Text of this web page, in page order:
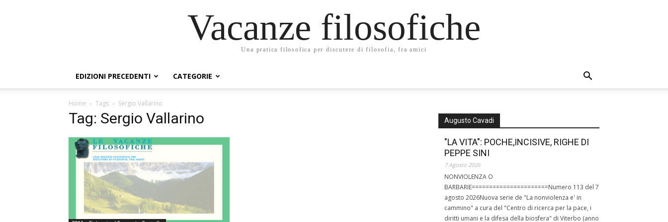
Vacanze filosofiche
Una pratica filosofica per discutere di filosofia, fra amici
EDIZIONI PRECEDENTI CATEGORIE
Home Tags Sergio Vallarino
Tag: Sergio Vallarino Augusto Cavadi
"LA VITA": POCHE,INCISIVE, RIGHE DI
PEPPE SINI
7 Agosto 2026
NONVIOLENZA O
BARBARIE======================Numero 113 del 7
agosto 2026Nuova serie de "La nonviolenza e' in
cammino" a cura del "Centro di ricerca per la pace, i
diritti umani e la difesa della biosfera" di Viterbo (anno